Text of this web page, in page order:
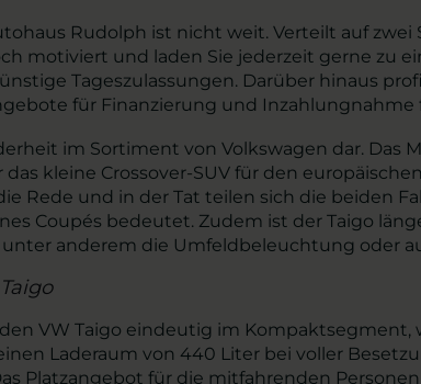
Rudolph ist nicht weit. Verteilt auf
motiviert und laden Sie jederzeit gerne zu
Tageszulassungen. Darüber hinaus
für Finanzierung und Inzahlungnahme
im Sortiment von Volkswagen dar.
kleine Crossover-SUV für den
Rede und in der Tat teilen sich die beiden
Coupés bedeutet. Zudem ist der Taigo
anderem die Umfeldbeleuchtung oder
VW Taigo eindeutig im
Laderaum von 440 Liter bei voller
Platzangebot für die mitfahrenden